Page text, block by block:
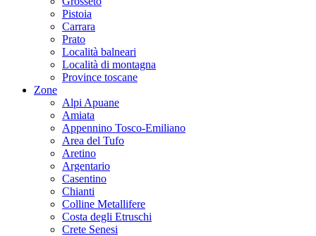
Pistoia
Carrara
Prato
Località balneari
Località di montagna
Province toscane
Zone
Alpi Apuane
Amiata
Appennino Tosco-Emiliano
Area del Tufo
Aretino
Argentario
Casentino
Chianti
Colline Metallifere
Costa degli Etruschi
Crete Senesi